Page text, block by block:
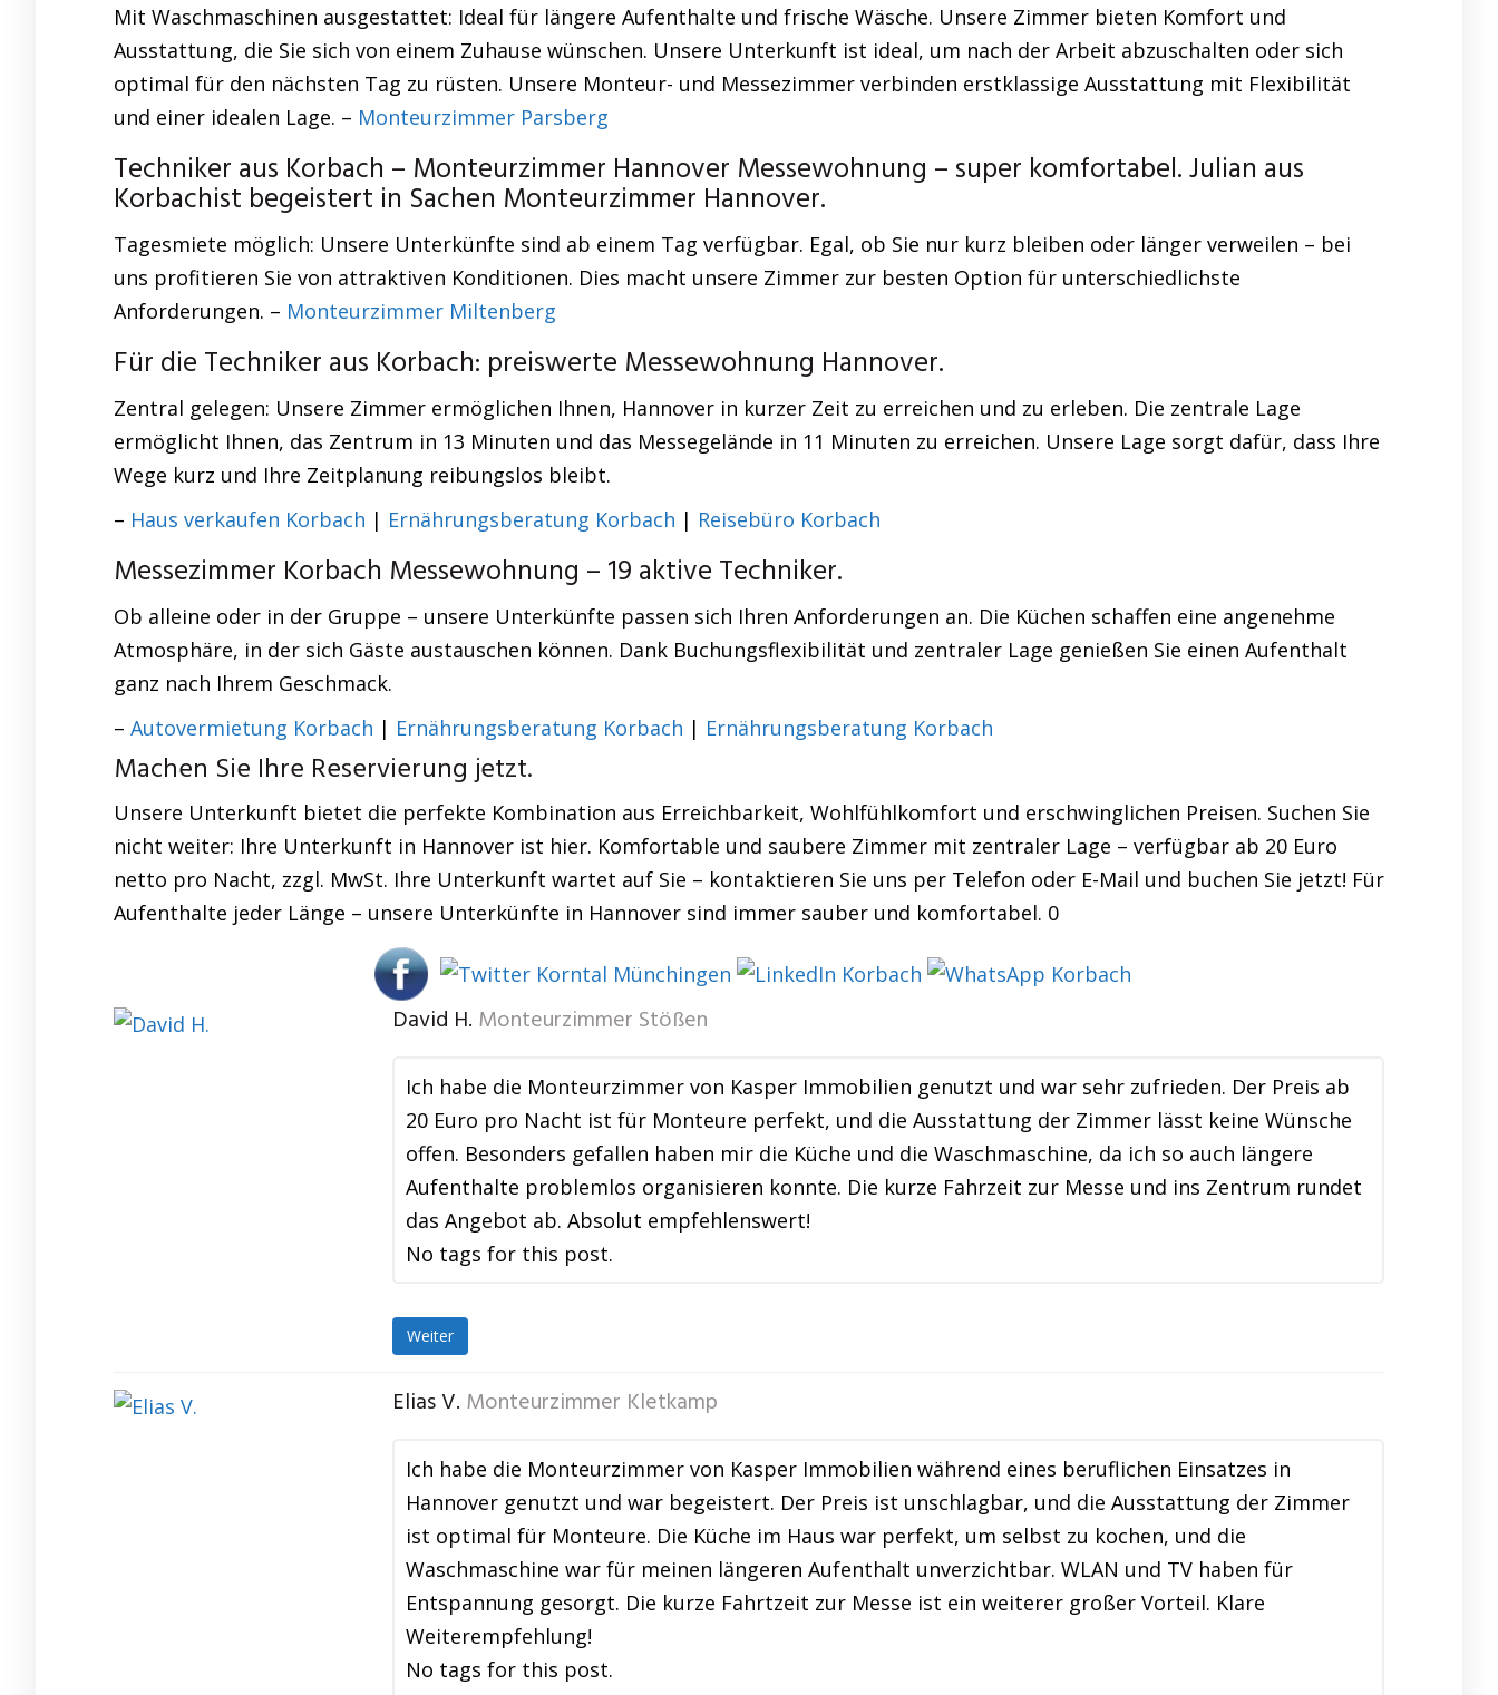
Mit Waschmaschinen ausgestattet: Ideal für längere Aufenthalte und frische Wäsche. Unsere Zimmer bieten Komfort und
Ausstattung, die Sie sich von einem Zuhause wünschen. Unsere Unterkunft ist ideal, um nach der Arbeit abzuschalten oder sich
optimal für den nächsten Tag zu rüsten. Unsere Monteur- und Messezimmer verbinden erstklassige Ausstattung mit Flexibilität
und einer idealen Lage. – Monteurzimmer Parsberg
Techniker aus Korbach – Monteurzimmer Hannover Messewohnung – super komfortabel. Julian aus
Korbachist begeistert in Sachen Monteurzimmer Hannover.
Tagesmiete möglich: Unsere Unterkünfte sind ab einem Tag verfügbar. Egal, ob Sie nur kurz bleiben oder länger verweilen – bei
uns profitieren Sie von attraktiven Konditionen. Dies macht unsere Zimmer zur besten Option für unterschiedlichste
Anforderungen. – Monteurzimmer Miltenberg
Für die Techniker aus Korbach: preiswerte Messewohnung Hannover.
Zentral gelegen: Unsere Zimmer ermöglichen Ihnen, Hannover in kurzer Zeit zu erreichen und zu erleben. Die zentrale Lage
ermöglicht Ihnen, das Zentrum in 13 Minuten und das Messegelände in 11 Minuten zu erreichen. Unsere Lage sorgt dafür, dass Ihre
Wege kurz und Ihre Zeitplanung reibungslos bleibt.
– Haus verkaufen Korbach | Ernährungsberatung Korbach | Reisebüro Korbach
Messezimmer Korbach Messewohnung – 19 aktive Techniker.
Ob alleine oder in der Gruppe – unsere Unterkünfte passen sich Ihren Anforderungen an. Die Küchen schaffen eine angenehme
Atmosphäre, in der sich Gäste austauschen können. Dank Buchungsflexibilität und zentraler Lage genießen Sie einen Aufenthalt
ganz nach Ihrem Geschmack.
– Autovermietung Korbach | Ernährungsberatung Korbach | Ernährungsberatung Korbach
Machen Sie Ihre Reservierung jetzt.
Unsere Unterkunft bietet die perfekte Kombination aus Erreichbarkeit, Wohlfühlkomfort und erschwinglichen Preisen. Suchen Sie
nicht weiter: Ihre Unterkunft in Hannover ist hier. Komfortable und saubere Zimmer mit zentraler Lage – verfügbar ab 20 Euro
netto pro Nacht, zzgl. MwSt. Ihre Unterkunft wartet auf Sie – kontaktieren Sie uns per Telefon oder E-Mail und buchen Sie jetzt! Für
Aufenthalte jeder Länge – unsere Unterkünfte in Hannover sind immer sauber und komfortabel. 0
David H. Monteurzimmer Stößen
Ich habe die Monteurzimmer von Kasper Immobilien genutzt und war sehr zufrieden. Der Preis ab
20 Euro pro Nacht ist für Monteure perfekt, und die Ausstattung der Zimmer lässt keine Wünsche
offen. Besonders gefallen haben mir die Küche und die Waschmaschine, da ich so auch längere
Aufenthalte problemlos organisieren konnte. Die kurze Fahrzeit zur Messe und ins Zentrum rundet
das Angebot ab. Absolut empfehlenswert!
No tags for this post.
Weiter
Elias V. Monteurzimmer Kletkamp
Ich habe die Monteurzimmer von Kasper Immobilien während eines beruflichen Einsatzes in
Hannover genutzt und war begeistert. Der Preis ist unschlagbar, und die Ausstattung der Zimmer
ist optimal für Monteure. Die Küche im Haus war perfekt, um selbst zu kochen, und die
Waschmaschine war für meinen längeren Aufenthalt unverzichtbar. WLAN und TV haben für
Entspannung gesorgt. Die kurze Fahrtzeit zur Messe ist ein weiterer großer Vorteil. Klare
Weiterempfehlung!
No tags for this post.